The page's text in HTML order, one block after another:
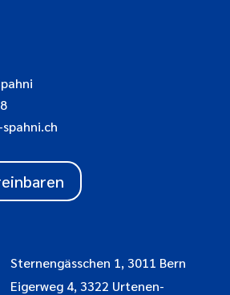
Sternengässchen 1, 3011 Bern
Eigerweg 4, 3322 Urtenen-